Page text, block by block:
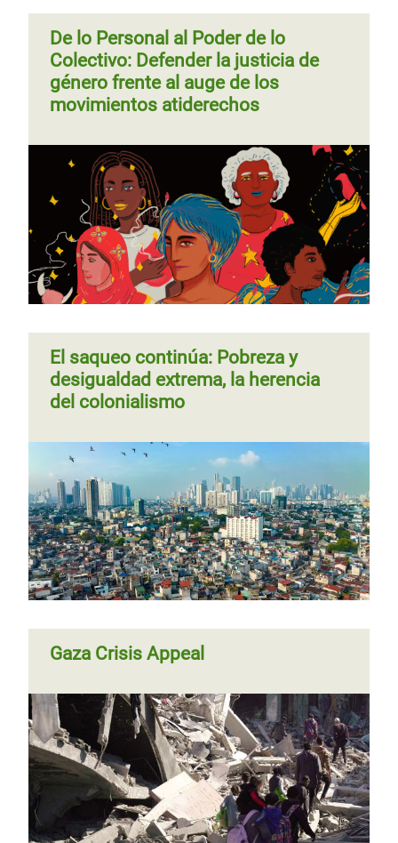
De lo Personal al Poder de lo
Colectivo: Defender la justicia de
género frente al auge de los
movimientos atiderechos
El saqueo continúa: Pobreza y
desigualdad extrema, la herencia
del colonialismo
Gaza Crisis Appeal